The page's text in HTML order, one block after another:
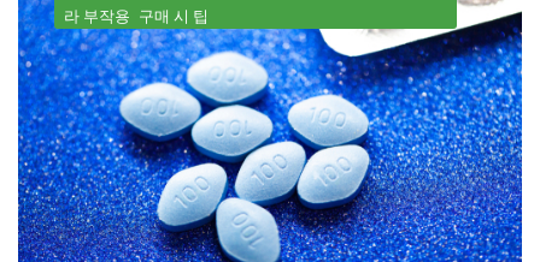
라 부작용 구매 시 팁